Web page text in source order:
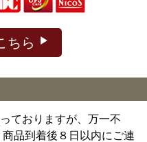
ちら
ておりますが、万一不
品到着後８日以内にご連